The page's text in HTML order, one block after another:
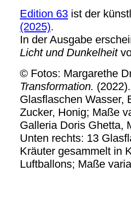
Edition 63 ist der
(2025).
In der Ausgabe
Licht und Dunkelheit
© Fotos: Margarethe
Transformation.
Glasflaschen Wasser,
Zucker, Honig; Maße
Galleria Doris Ghetta,
Unten rechts: 13
Kräuter gesammelt in
Luftballons; Maße